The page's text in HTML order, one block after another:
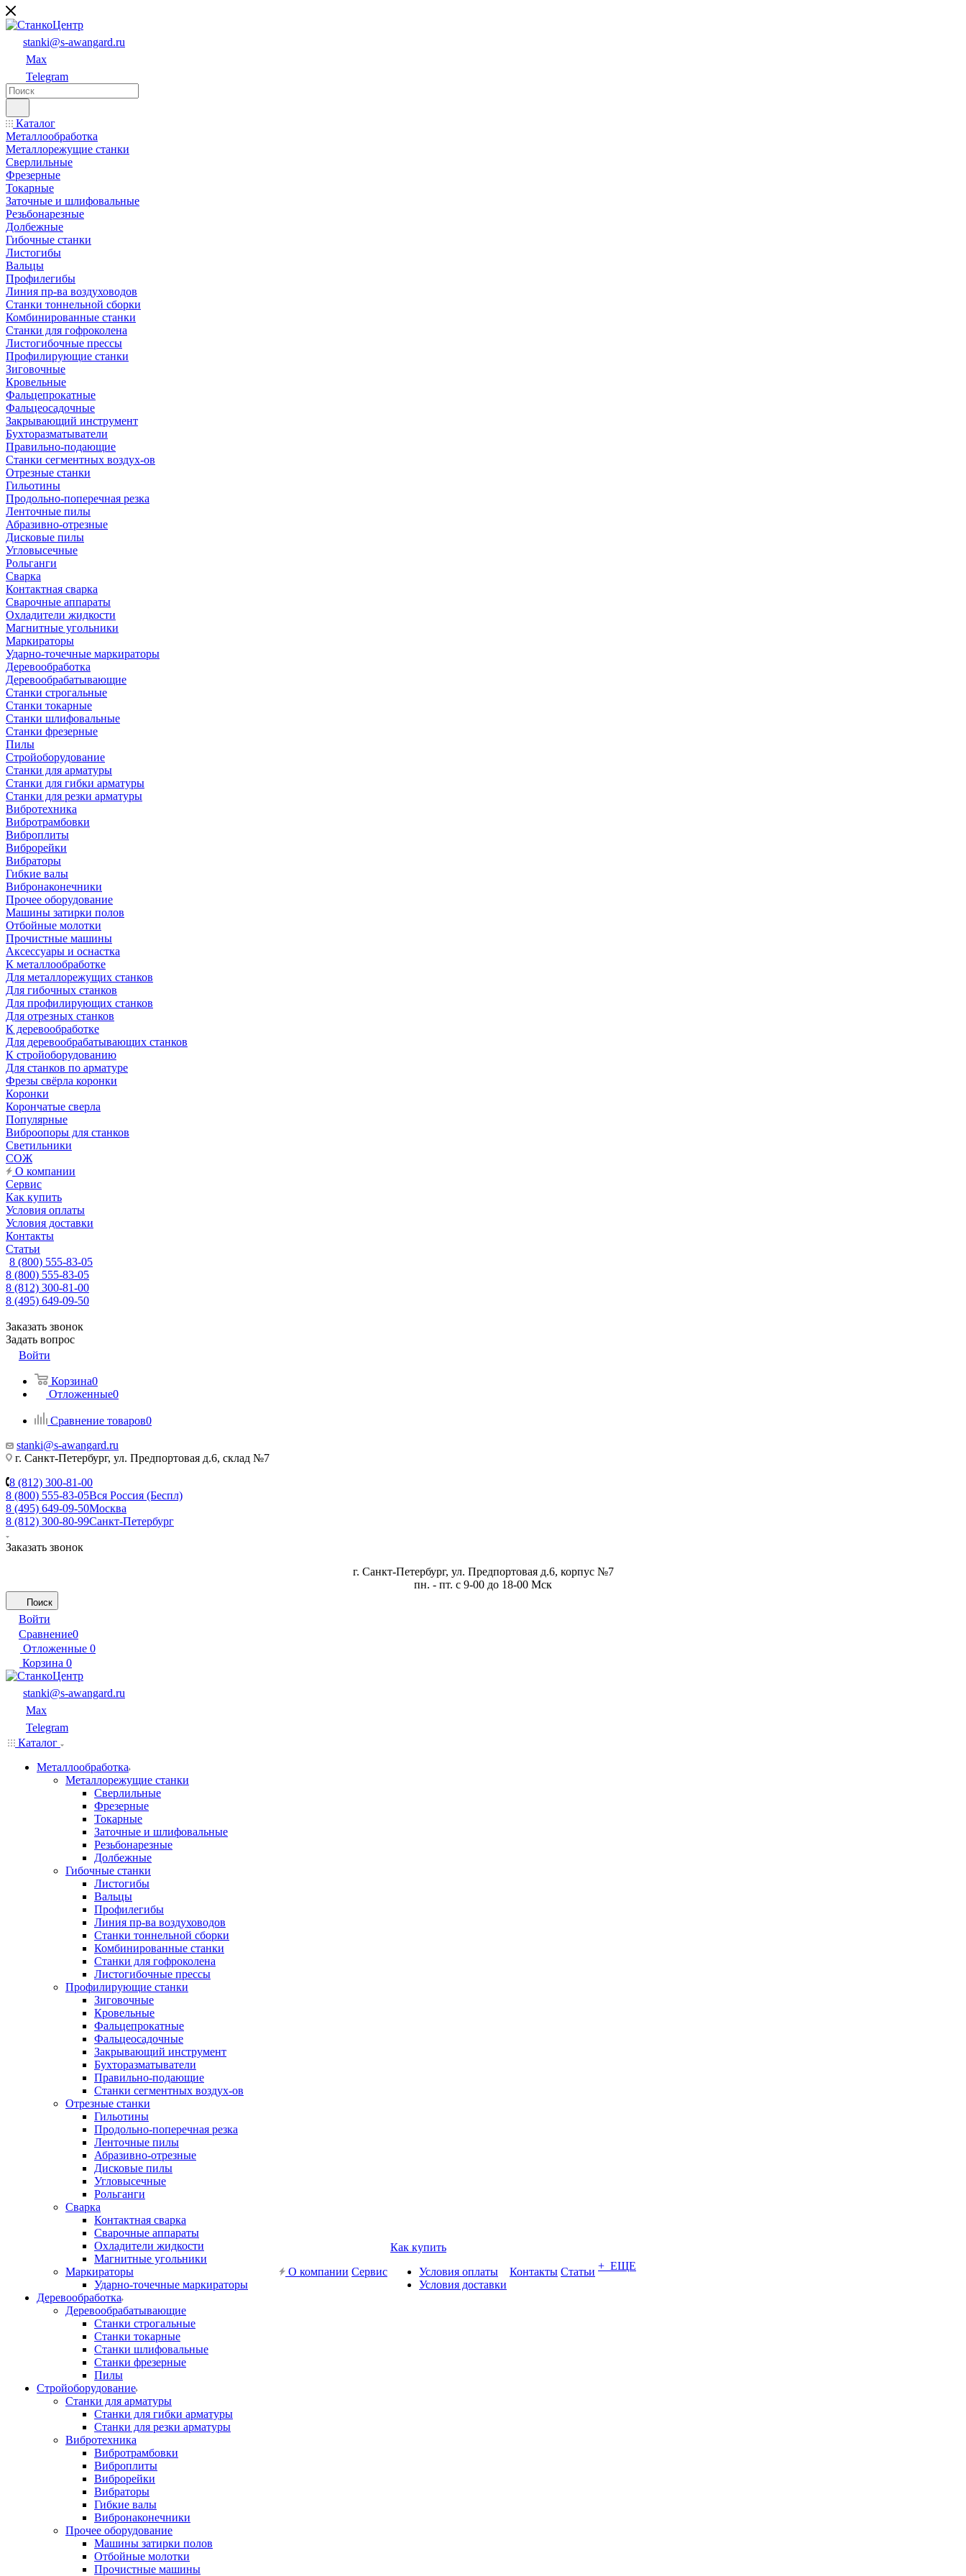
stanki@s-awangard.ru
Max
Telegram
Каталог
Металлообработка
Металлорежущие станки
Сверлильные
Фрезерные
Токарные
Заточные и шлифовальные
Резьбонарезные
Долбежные
Гибочные станки
Листогибы
Вальцы
Профилегибы
Линия пр-ва воздуховодов
Станки тоннельной сборки
Комбинированные станки
Станки для гофроколена
Листогибочные прессы
Профилирующие станки
Зиговочные
Кровельные
Фальцепрокатные
Фальцеосадочные
Закрывающий инструмент
Бухторазматыватели
Правильно-подающие
Станки сегментных воздух-ов
Отрезные станки
Гильотины
Продольно-поперечная резка
Ленточные пилы
Абразивно-отрезные
Дисковые пилы
Угловысечные
Рольганги
Сварка
Контактная сварка
Сварочные аппараты
Охладители жидкости
Магнитные угольники
Маркираторы
Ударно-точечные маркираторы
Деревообработка
Деревообрабатывающие
Станки строгальные
Станки токарные
Станки шлифовальные
Станки фрезерные
Пилы
Стройоборудование
Станки для арматуры
Станки для гибки арматуры
Станки для резки арматуры
Вибротехника
Вибротрамбовки
Виброплиты
Виброрейки
Вибраторы
Гибкие валы
Вибронаконечники
Прочее оборудование
Машины затирки полов
Отбойные молотки
Прочистные машины
Аксeccyapы и оснастка
К металлообработке
Для металлорежущих станков
Для гибочных станков
Для профилирующих станков
Для отрезных станков
К деревообработке
Для деревообрабатывающих станков
К стройоборудованию
Для станков по арматуре
Фрезы свёрла коронки
Коронки
Корончатые сверла
Популярные
Виброопоры для станков
Светильники
СОЖ
О компании
Сервис
Как купить
Условия оплаты
Условия доставки
Контакты
Статьи
8 (800) 555-83-05
8 (800) 555-83-05
8 (812) 300-81-00
8 (495) 649-09-50
Заказать звонок
Задать вопрос
Войти
Корзина0
Отложенные0
Сравнение товаров0
stanki@s-awangard.ru
г. Санкт-Петербург, ул. Предпортовая д.6, склад №7
8 (812) 300-81-00
8 (800) 555-83-05Вся Россия (Беспл)
8 (495) 649-09-50Москва
8 (812) 300-80-99Санкт-Петербург
Заказать звонок
г. Санкт-Петербург, ул. Предпортовая д.6, корпус №7
пн. - пт. с 9-00 до 18-00 Мск
Поиск
Войти
Сравнение0
Отложенные 0
Корзина 0
stanki@s-awangard.ru
Max
Telegram
Каталог
Металлообработка
Металлорежущие станки
Сверлильные
Фрезерные
Токарные
Заточные и шлифовальные
Резьбонарезные
Долбежные
Гибочные станки
Листогибы
Вальцы
Профилегибы
Линия пр-ва воздуховодов
Станки тоннельной сборки
Комбинированные станки
Станки для гофроколена
Листогибочные прессы
Профилирующие станки
Зиговочные
Кровельные
Фальцепрокатные
Фальцеосадочные
Закрывающий инструмент
Бухторазматыватели
Правильно-подающие
Станки сегментных воздух-ов
Отрезные станки
Гильотины
Продольно-поперечная резка
Ленточные пилы
Абразивно-отрезные
Дисковые пилы
Угловысечные
Рольганги
Сварка
Контактная сварка
Сварочные аппараты
Охладители жидкости
Магнитные угольники
Маркираторы
Ударно-точечные маркираторы
Деревообработка
Деревообрабатывающие
Станки строгальные
Станки токарные
Станки шлифовальные
Станки фрезерные
Пилы
Стройоборудование
Станки для арматуры
Станки для гибки арматуры
Станки для резки арматуры
Вибротехника
Вибротрамбовки
Виброплиты
Виброрейки
Вибраторы
Гибкие валы
Вибронаконечники
Прочее оборудование
Машины затирки полов
Отбойные молотки
Прочистные машины
О компании Сервис
Как купить
Условия оплаты
Условия доставки
Контакты Статьи + ЕЩЕ